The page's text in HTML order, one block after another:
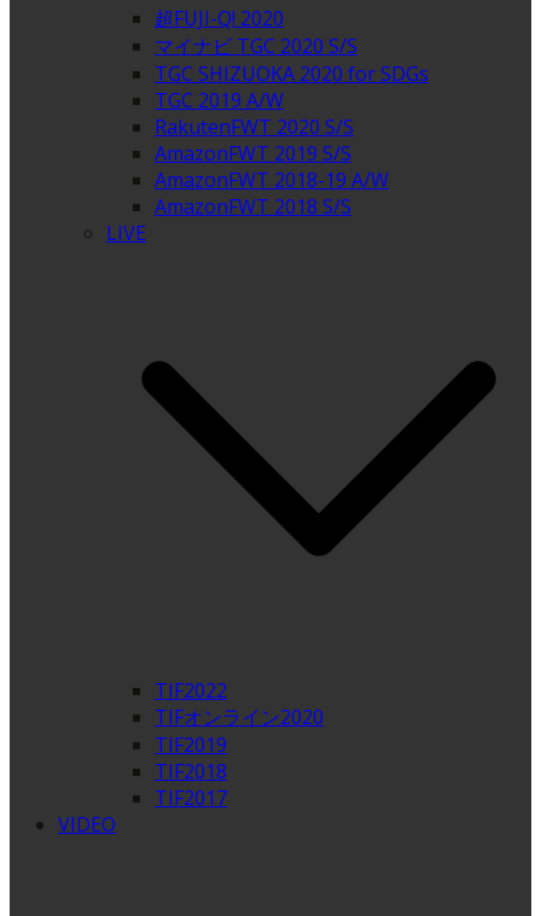
超FUJI-Q! 2020
マイナビ TGC 2020 S/S
TGC SHIZUOKA 2020 for SDGs
TGC 2019 A/W
RakutenFWT 2020 S/S
AmazonFWT 2019 S/S
AmazonFWT 2018-19 A/W
AmazonFWT 2018 S/S
LIVE
TIF2022
TIFオンライン2020
TIF2019
TIF2018
TIF2017
VIDEO